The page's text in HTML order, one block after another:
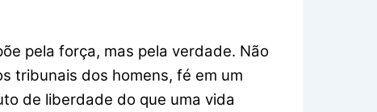
pela força, mas pela verdade. Não
tribunais dos homens, fé em um
de liberdade do que uma vida